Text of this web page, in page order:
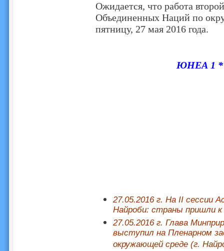
Ожидается, что работа
Объединенных Наций по
пятницу, 27 мая 2016 года.
ЮНЕА 1
27.05.2016 г. На II сессии
Найроби: страны пришли
27.05.2016 г. Глава
выступил на Пленарном
окружающей среде (г.